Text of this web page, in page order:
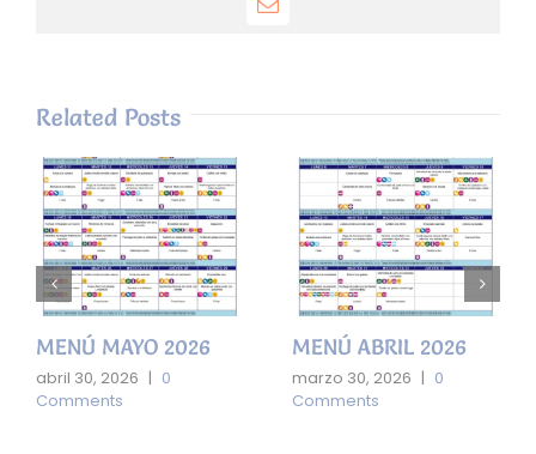
Email
Related Posts
MENÚ MARZO 2026
febrero 27, 2026
Comments
MENÚ FEBRERO
febrero 2, 2026
Comments